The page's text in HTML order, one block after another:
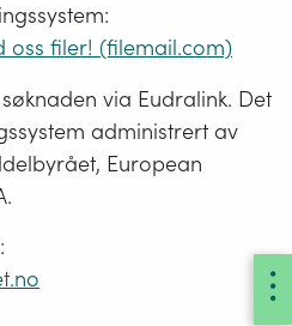
oss filer! (filemail.com)
via Eudralink. Det
administrert av
European